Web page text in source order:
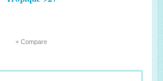
+ Compare